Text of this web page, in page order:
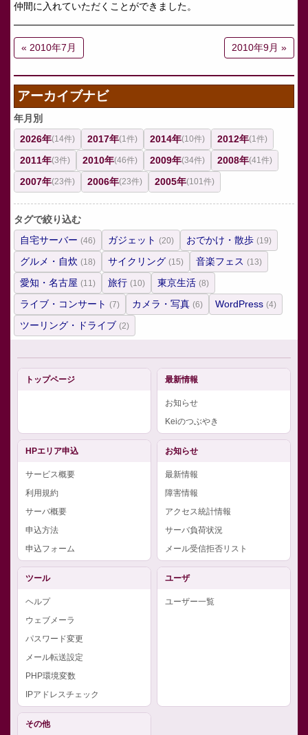
仲間に入れていただくことができました。
« 2010年7月 2010年9月 »
アーカイブナビ
年月別
2026年(14件) 2017年(1件) 2014年(10件) 2012年(1件)
2011年(3件) 2010年(46件) 2009年(34件) 2008年(41件)
2007年(23件) 2006年(23件) 2005年(101件)
タグで絞り込む
自宅サーバー (46) ガジェット (20) おでかけ・散歩 (19)
グルメ・自炊 (18) サイクリング (15) 音楽フェス (13)
愛知・名古屋 (11) 旅行 (10) 東京生活 (8)
ライブ・コンサート (7) カメラ・写真 (6) WordPress (4)
ツーリング・ドライブ (2)
トップページ 最新情報
お知らせ
Keiのつぶやき
HPエリア申込
サービス概要
利用規約
サーバ概要
申込方法
申込フォーム
お知らせ
最新情報
障害情報
アクセス統計情報
サーバ負荷状況
メール受信拒否リスト
ツール
ヘルプ
ウェブメーラ
パスワード変更
メール転送設定
PHP環境変数
IPアドレスチェック
ユーザ
ユーザー一覧
その他